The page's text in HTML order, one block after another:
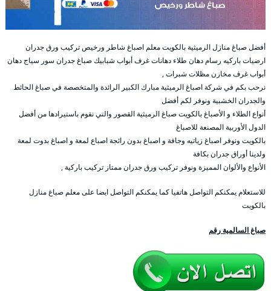
أفضل صباغ منازل الرميثية بالكويت معلم اصباغ شاطر ورخيص تركيب ورق جدران
ارضيات باركيه رسام دهان طلاء دهانات غرف أبواب شبابيك صباغ جدران سور سياج دهان
أبواب غرف مخازن مظلات شبرات ,
نرحب بكم في شركة اصباغ الرميثية مبارك الكبير الرائدة والمتخصصة في صباغ الحائط
والجدران الخشبية ونوفر لكم أفضل
أنواع الطلاء و الأصباغ بالكويت صباغ الرميثية القصور والتي نقوم باستيرادها من أفضل
الدول الأوربية المصنعة للاصباغ
بالكويت ونوفر اصباغ زياتيه وجافة و اصباغ بدون رائجة اصباع لمعة و اصباغ بدوت لمعة
ولدينا أوراق جدران بكافة
الأنواع والألوان المميزة ونوفر تركيب ورق جدران ممتاز تركيب باركية ,
للاستعلام يمكنكم التواصل هاتفيا كما يمكنكم التواصل ايضا على معلم صباغ منازل
بالكويت
صباغ السالمية رقم